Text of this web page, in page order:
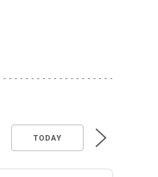
TODAY